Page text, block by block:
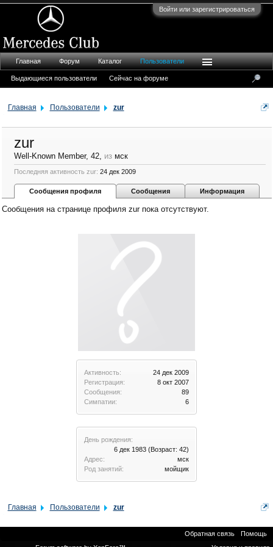
Войти или зарегистрироваться
Главная Пользователи zur
Активность:
24 дек 2009
Регистрация:
8 окт 2007
Сообщения:
89
Симпатии:
6
День рождения:
6 дек 1983 (Возраст: 42)
Адрес:
мск
Род занятий:
мойщик
zur
Well-Known Member, 42, из мск
Последняя активность zur: 24 дек 2009
Сообщения профиля Сообщения Информация
Сообщения на странице профиля zur пока отсутствуют.
Главная Пользователи zur
Главная Форум Каталог Пользователи
Выдающиеся пользователи Сейчас на форуме
Обратная связь
Помощь